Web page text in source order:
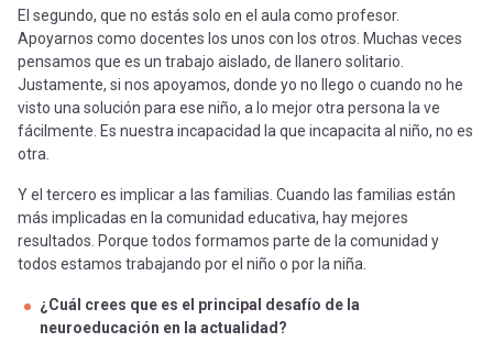
El segundo, que no estás solo en el aula como profesor.
Apoyarnos como docentes los unos con los otros. Muchas veces
pensamos que es un trabajo aislado, de llanero solitario.
Justamente, si nos apoyamos, donde yo no llego o cuando no he
visto una solución para ese niño, a lo mejor otra persona la ve
fácilmente. Es nuestra incapacidad la que incapacita al niño, no es
otra.
Y el tercero es implicar a las familias. Cuando las familias están
más implicadas en la comunidad educativa, hay mejores
resultados. Porque todos formamos parte de la comunidad y
todos estamos trabajando por el niño o por la niña.
¿Cuál crees que es el principal desafío de la
neuroeducación en la actualidad?